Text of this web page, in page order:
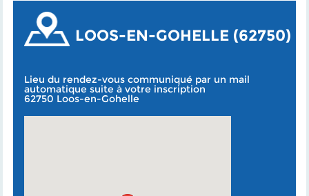
LOOS-EN-GOHELLE (62750)
Lieu du rendez-vous communiqué par un mail
automatique suite à votre inscription
62750 Loos-en-Gohelle